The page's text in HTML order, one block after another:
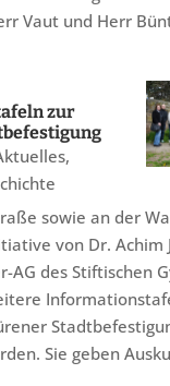
Vaut und Herr
zur
,
sowie an der
von Dr. Achim
AG des Stiftischen
Sie geben